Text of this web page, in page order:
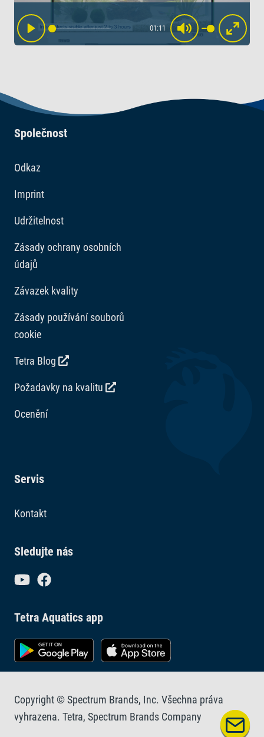
Play
01:11
Mute
Enter
Společnost
Odkaz
Imprint
Udržitelnost
Zásady ochrany osobních
údajů
Závazek kvality
Zásady používání souborů
cookie
Tetra Blog
Požadavky na kvalitu
Ocenění
Servis
Kontakt
Sledujte nás
Tetra Aquatics app
Copyright © Spectrum Brands, Inc. Všechna práva
vyhrazena. Tetra, Spectrum Brands Company